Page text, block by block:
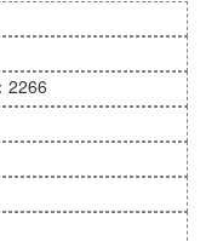
畢業後出國深
如果是汶萊本身
、手術，不論醫
，還包括一名親
2266